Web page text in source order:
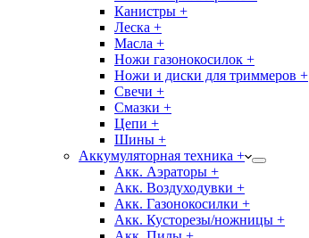
Канистры +
Леска +
Масла +
Ножи газонокосилок +
Ножи и диски для триммеров +
Свечи +
Смазки +
Цепи +
Шины +
Аккумуляторная техника +
Акк. Аэраторы +
Акк. Воздуходувки +
Акк. Газонокосилки +
Акк. Кусторезы/ножницы +